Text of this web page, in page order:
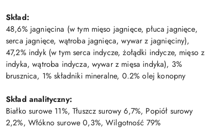
Skład:
48,6% jagnięcina (w tym mięso jagnięce, płuca jagnięce,
serca jagnięce, wątroba jagnięca, wywar z jagnięciny),
47,2% indyk (w tym serca indycze, żołądki indycze, mięso z
indyka, wątroba indycza, wywar z mięsa indyka), 3%
brusznica, 1% składniki mineralne, 0.2% olej konopny
Skład analityczny:
Białko surowe 11%, Tłuszcz surowy 6,7%, Popiół surowy
2,2%, Włókno surowe 0,3%, Wilgotność 79%